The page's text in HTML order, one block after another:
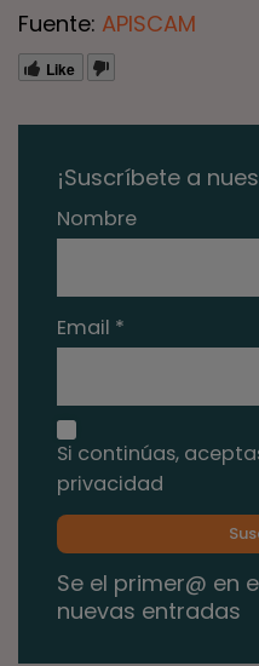
Fuente: APISCAM
Like
¡Suscríbete a
Nombre
Email *
Si continúas,
privacidad
Se el primer@ en
nuevas entradas